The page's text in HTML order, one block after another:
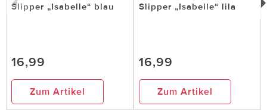
Slipper „Isabelle“ blau
16,99
Zum Artikel
Slipper „Isabelle“ lila
16,99
Zum Artikel